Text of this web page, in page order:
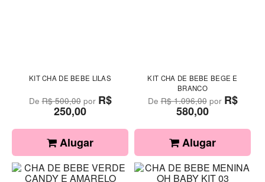
KIT CHA DE BEBE LILAS
DeR$ 500,00por R$
250,00
Alugar
KIT CHA DE BEBE BEGE E
BRANCO
DeR$ 1.096,00por R$
580,00
Alugar